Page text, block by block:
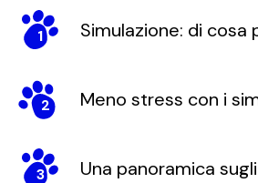
1 Simulazione: di cosa
2 Meno stress con i
3 Una panoramica